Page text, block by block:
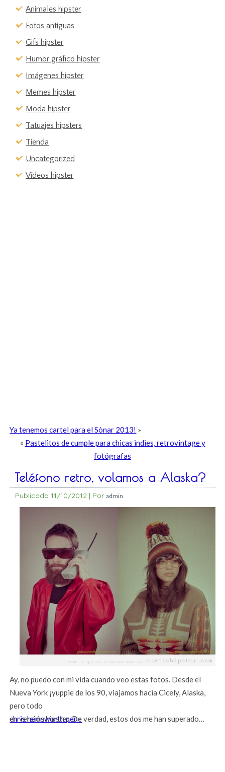
Animales hipster
Fotos antiguas
Gifs hipster
Humor gráfico hipster
Imágenes hipster
Memes hipster
Moda hipster
Tatuajes hipsters
Tienda
Uncategorized
Vídeos hipster
Ya tenemos cartel para el Sònar 2013! »
« Pastelitos de cumple para chicas indies, retrovintage y
fotógrafas
Teléfono retro, volamos a Alaska?
Publicado 11/10/2012 | Por admin
Ay, no puedo con mi vida cuando veo estas fotos. Desde el
Nueva York ¡yuppie de los 90, viajamos hacia Cicely, Alaska,
pero todo
chris hemsworth pene
en versión hipster. De verdad, estos dos me han superado…